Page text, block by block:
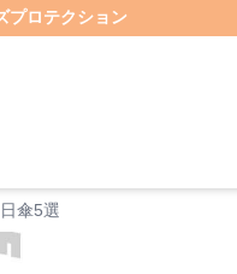
プロテクション
傘5選